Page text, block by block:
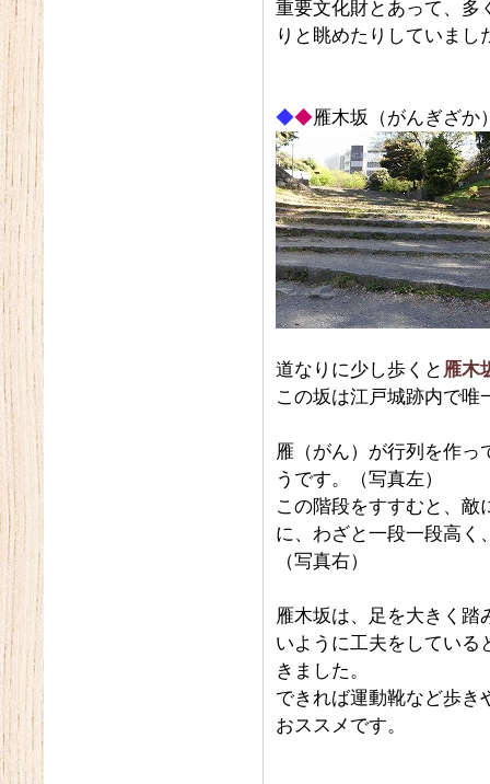
重要文化財とあって、多
りと眺めたりしていまし
◆◆雁木坂（がんぎざか
道なりに少し歩くと 雁木
この坂は江戸城跡内で唯
雁（がん）が行列を作っ
うです。（写真左）
この階段をすすむと、敵
に、わざと一段一段高く
（写真右）
雁木坂は、足を大きく踏
いように工夫をしている
きました。
できれば運動靴など歩き
おススメです。